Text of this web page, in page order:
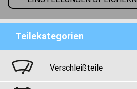
Teilekategorien
Verschleißteile